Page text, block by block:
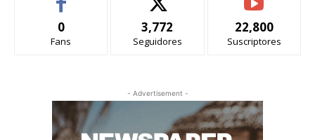
0
Fans
3,772
Seguidores
22,800
Suscriptores
- Advertisement -